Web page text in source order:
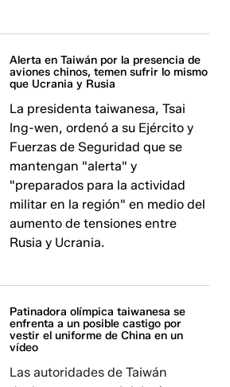
Alerta en Taiwán por la presencia de
aviones chinos, temen sufrir lo mismo
que Ucrania y Rusia
La presidenta taiwanesa, Tsai
Ing-wen, ordenó a su Ejército y
Fuerzas de Seguridad que se
mantengan "alerta" y
"preparados para la actividad
militar en la región" en medio del
aumento de tensiones entre
Rusia y Ucrania.
Patinadora olímpica taiwanesa se
enfrenta a un posible castigo por
vestir el uniforme de China en un
vídeo
Las autoridades de Taiwán